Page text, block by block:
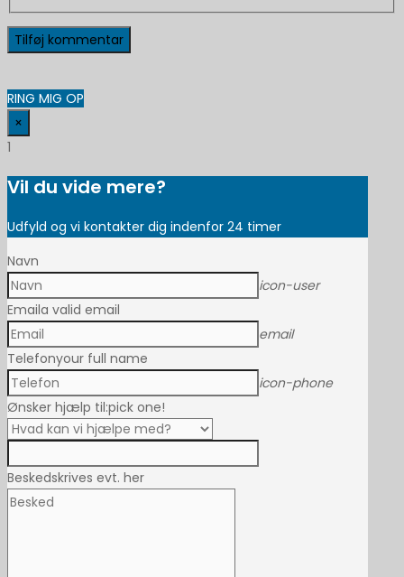
RING MIG OP
×
1
Vil du vide mere?
Udfyld og vi kontakter dig indenfor 24 timer
Navn
icon-user
Emaila valid email
email
Telefonyour full name
icon-phone
Ønsker hjælp til:pick one!
Beskedskrives evt. her